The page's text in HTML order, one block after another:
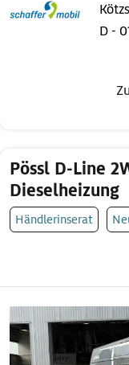
D -
Pössl D-Line
Dieselheizung
Händlerinserat